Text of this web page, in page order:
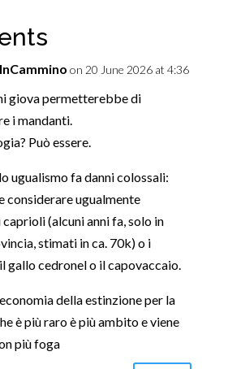
on 20 June 2026 at 4:36
giova permetterebbe di
i mandanti.
Può essere.
ugualismo fa danni colossali:
considerare ugualmente
(alcuni anni fa, solo in
stimati in ca. 70k) o i
gallo cedronel o il capovaccaio.
della estinzione per la
è più raro è più ambito e viene
più foga